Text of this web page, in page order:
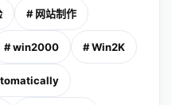
# 网站制作
# win2000 # Win2K